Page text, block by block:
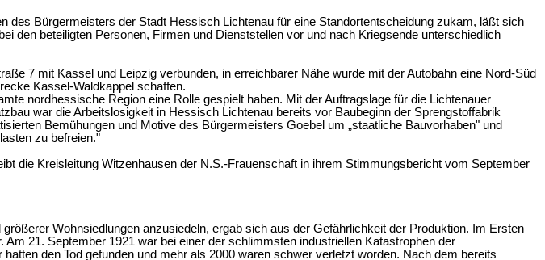
Bürgermeisters der Stadt Hessisch Lichtenau für eine Standortentscheidung zukam, läßt sich
den beteiligten Personen, Firmen und Dienststellen vor und nach Kriegsende unterschiedlich
7 mit Kassel und Leipzig verbunden, in erreichbarer Nähe wurde mit der Autobahn eine Nord-Süd
Kassel-Waldkappel schaffen.
nordhessische Region eine Rolle gespielt haben. Mit der Auftragslage für die Lichtenauer
war die Arbeitslosigkeit in Hessisch Lichtenau bereits vor Baubeginn der Sprengstoffabrik
Bemühungen und Motive des Bürgermeisters Goebel um „staatliche Bauvorhaben" und
zu befreien."
die Kreisleitung Witzenhausen der N.S.-Frauenschaft in ihrem Stimmungsbericht vom September
Wohnsiedlungen anzusiedeln, ergab sich aus der Gefährlichkeit der Produktion. Im Ersten
21. September 1921 war bei einer der schlimmsten industriellen Katastrophen der
den Tod gefunden und mehr als 2000 waren schwer verletzt worden. Nach dem bereits